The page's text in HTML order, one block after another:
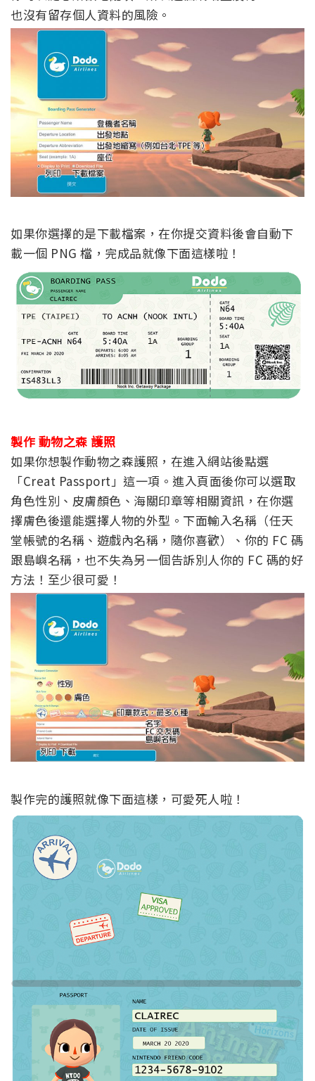
也沒有留存個人資料的風險。
如果你選擇的是下載檔案，在你提交資料後會自動下
載一個 PNG 檔，完成品就像下面這樣啦！
製作 動物之森 護照
如果你想製作動物之森護照，在進入網站後點選
「Creat Passport」這一項。進入頁面後你可以選取
角色性別、皮膚顏色、海關印章等相關資訊，在你選
擇膚色後還能選擇人物的外型。下面輸入名稱（任天
堂帳號的名稱、遊戲內名稱，隨你喜歡）、你的 FC 碼
跟島嶼名稱，也不失為另一個告訴別人你的 FC 碼的好
方法！至少很可愛！
製作完的護照就像下面這樣，可愛死人啦！